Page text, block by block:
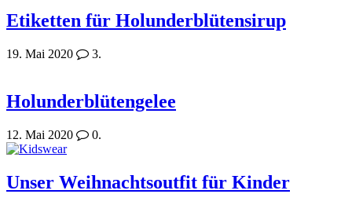
Etiketten für Holunderblütensirup
19. Mai 2020 3.
Holunderblütengelee
12. Mai 2020 0.
Unser Weihnachtsoutfit für Kinder